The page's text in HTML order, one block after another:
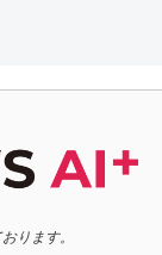
ります。